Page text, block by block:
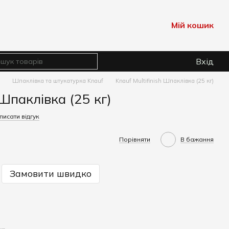
Мій кошик
Вхід
Шпаклівка та штукатурка Knauf Knauf Multifinish Шпаклівка (25 кг)
(25 кг)
відгук
Порівняти В бажання
Замовити швидко